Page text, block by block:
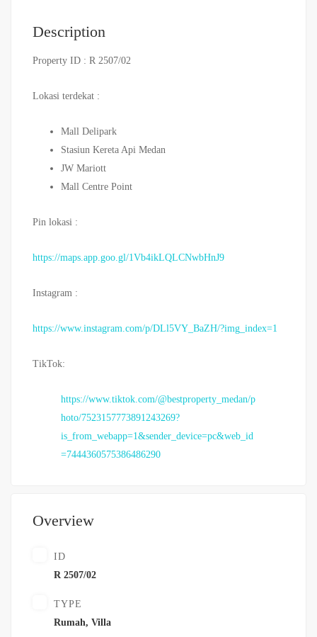
Description
Property ID : R 2507/02
Lokasi terdekat :
Mall Delipark
Stasiun Kereta Api Medan
JW Mariott
Mall Centre Point
Pin lokasi :
https://maps.app.goo.gl/1Vb4ikLQLCNwbHnJ9
Instagram :
https://www.instagram.com/p/DLl5VY_BaZH/?img_index=1
TikTok:
https://www.tiktok.com/@bestproperty_medan/p
hoto/7523157773891243269?
is_from_webapp=1&sender_device=pc&web_id
=7444360575386486290
Overview
ID
R 2507/02
TYPE
Rumah, Villa